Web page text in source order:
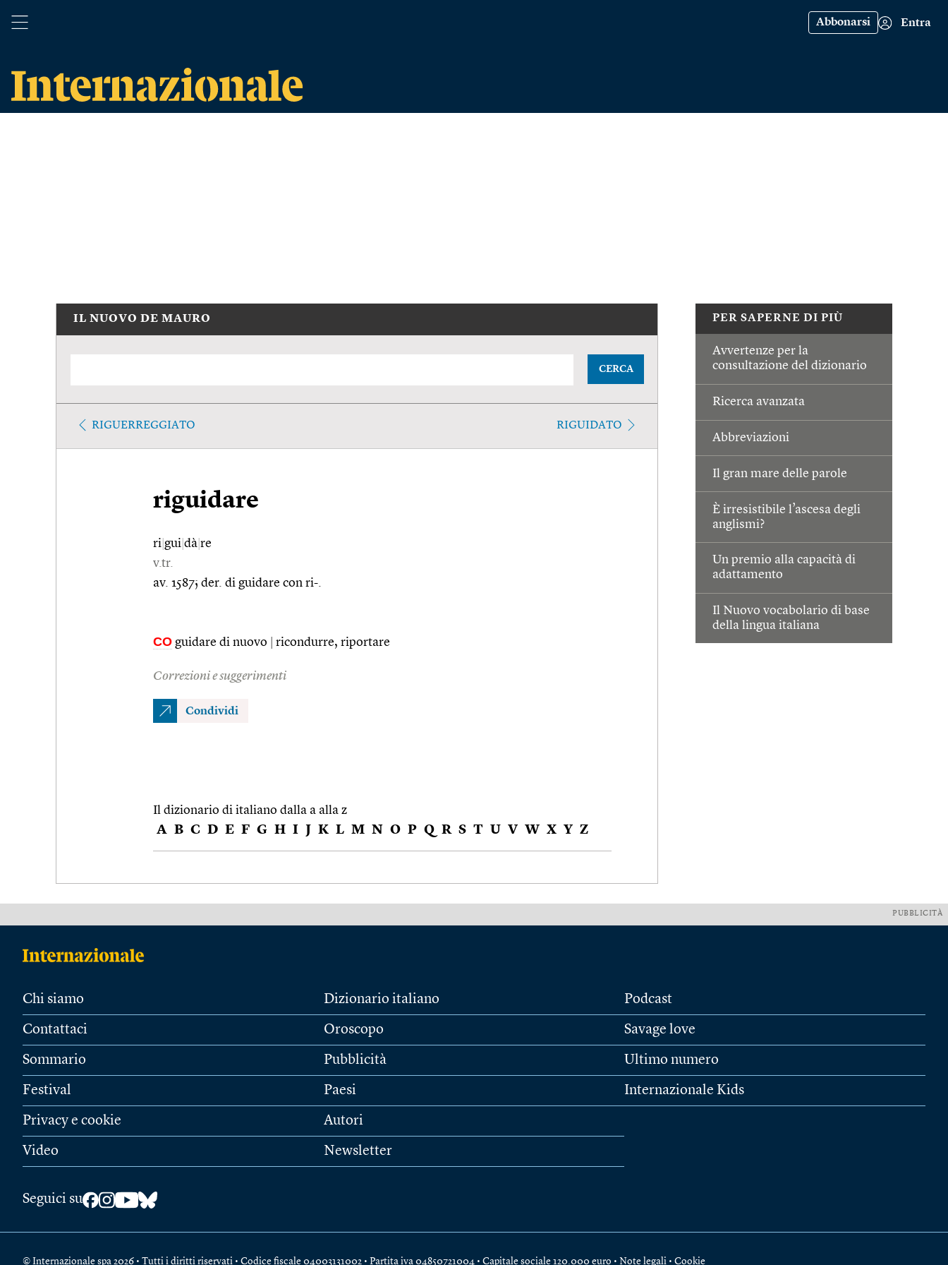
Abbonarsi Entra
PER SAPERNE DI PIÙ
Avvertenze per la
consultazione del dizionario
Ricerca avanzata
Abbreviazioni
Il gran mare delle parole
È irresistibile l’ascesa degli
anglismi?
Un premio alla capacità di
adattamento
Il Nuovo vocabolario di base
della lingua italiana
IL NUOVO DE MAURO
CERCA
RIGUERREGGIATO RIGUIDATO
riguidare
ri gui dà re
v.tr.
av. 1587; der. di guidare con ri-.
CO guidare di nuovo ricondurre, riportare
Correzioni e suggerimenti
Condividi
Il dizionario di italiano dalla a alla z
A B C D E F G H I J K L M N O P Q R S T U V W X Y Z
PUBBLICITÀ
Chi siamo
Contattaci
Sommario
Festival
Privacy e cookie
Video
Dizionario italiano
Oroscopo
Pubblicità
Paesi
Autori
Newsletter
Podcast
Savage love
Ultimo numero
Internazionale Kids
Seguici su
© Internazionale spa 2026 • Tutti i diritti riservati • Codice fiscale 04003131002 • Partita iva 04850721004 • Capitale sociale 120.000 euro • Note legali • Cookie